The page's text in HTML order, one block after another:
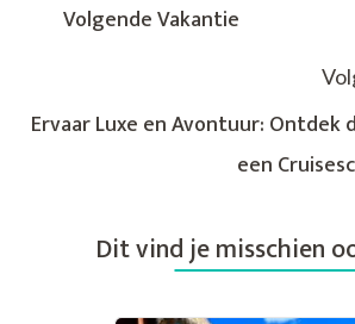
en
Volgende Vakantie
Ervaar Luxe en Avontuur: Ontdek
een
Dit vind je misschien